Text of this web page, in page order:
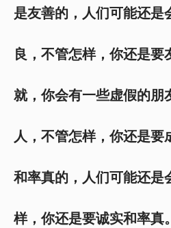
是友善的，人们可能还是
良，不管怎样，你还是要
就，你会有一些虚假的朋
人，不管怎样，你还是
和率真的，人们可能还是
样，你还是要诚实和率真